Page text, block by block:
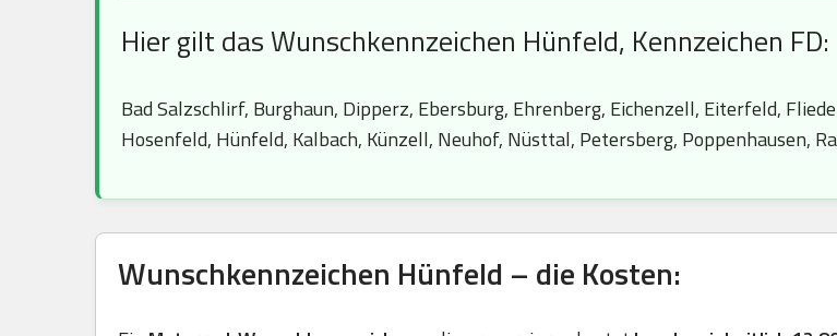
Hier gilt das Wunschkennzeichen Hünfeld, Kennzeichen FD:
Bad Salzschlirf, Burghaun, Dipperz, Ebersburg, Ehrenberg, Eichenzell, Eiterfeld,
Hosenfeld, Hünfeld, Kalbach, Künzell, Neuhof, Nüsttal, Petersberg, Poppenhausen,
Wunschkennzeichen Hünfeld – die Kosten: